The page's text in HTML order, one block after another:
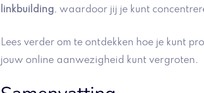
linkbuilding , waardoor jij je kunt
Lees verder om te ontdekken hoe je kunt
jouw online aanwezigheid kunt vergroten.